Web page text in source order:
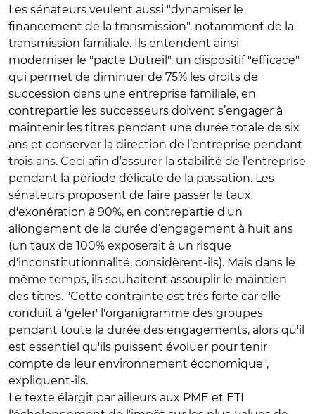
Les sénateurs veulent aussi "dynamiser le
financement de la transmission", notamment de la
transmission familiale. Ils entendent ainsi
moderniser le "pacte Dutreil", un dispositif "efficace"
qui permet de diminuer de 75% les droits de
succession dans une entreprise familiale, en
contrepartie les successeurs doivent s’engager à
maintenir les titres pendant une durée totale de six
ans et conserver la direction de l’entreprise pendant
trois ans. Ceci afin d’assurer la stabilité de l’entreprise
pendant la période délicate de la passation. Les
sénateurs proposent de faire passer le taux
d'exonération à 90%, en contrepartie d'un
allongement de la durée d’engagement à huit ans
(un taux de 100% exposerait à un risque
d'inconstitutionnalité, considèrent-ils). Mais dans le
même temps, ils souhaitent assouplir le maintien
des titres. "Cette contrainte est très forte car elle
conduit à 'geler' l'organigramme des groupes
pendant toute la durée des engagements, alors qu'il
est essentiel qu'ils puissent évoluer pour tenir
compte de leur environnement économique",
expliquent-ils.
Le texte élargit par ailleurs aux PME et ETI